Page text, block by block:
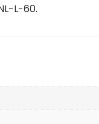
L-60.